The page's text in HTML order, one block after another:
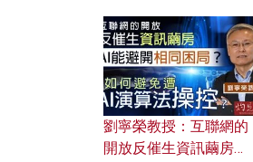
劉寧榮教授：互聯網的
開放反催生資訊繭房，